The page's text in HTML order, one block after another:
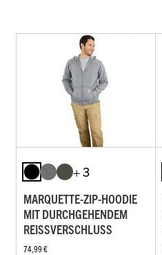
+ 3
MARQUETTE-ZIP-HOODIE
MIT DURCHGEHENDEM
REISSVERSCHLUSS
74,99 €